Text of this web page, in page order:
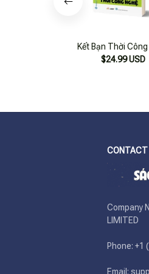
Kết Bạn Thời Công
$24.99 USD
CONTACT
Company
LIMITED
Phone:
Email: